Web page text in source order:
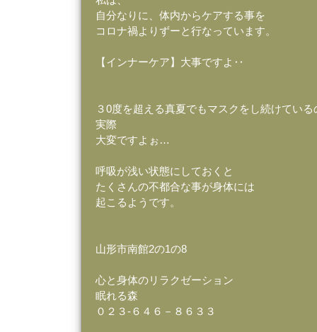
自分なりに、体内からケアする事を
コロナ禍よりずーと行なっています。
【インナーケア】大事ですよ‥
３0度を超える真夏でもマスクをし続けている
実際
大変ですよぉ…
呼吸が浅い状態にしておくと
たくさんの不都合な事が身体には
起こるようです。
山形市南館2の1の8
心と身体のリラクゼーション
眠れる森
０２３‐６４６－８６３３